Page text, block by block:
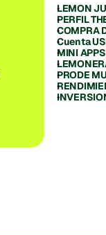
LEMON
PERFIL
COMPRA
Cuenta
MINI APPS
PRODE